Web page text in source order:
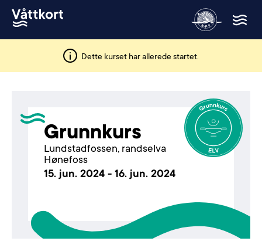
Dette kurset har allerede startet.
Grunnkurs
Lundstadfossen, randselva
Hønefoss
15. jun. 2024 - 16. jun. 2024